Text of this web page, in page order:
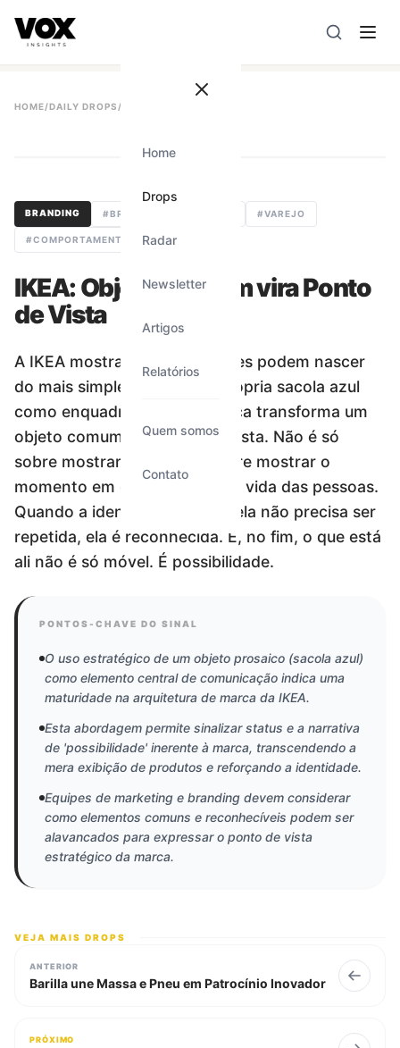
A direção estratégica é liderada por Vanessa Caldas e a
Home
Drops
Radar
Newsletter
Artigos
Relatórios
Quem somos
Contato
HOME/DAILY DROPS /
BRANDING #BRANDING #VAREJO
#COMPORTAMENTO #LIFESTYLE
IKEA: Objeto Comum vira Ponto
de Vista
A IKEA mostra que ideias fortes podem nascer
do mais simples. Ao usar a própria sacola azul
como enquadramento, a marca transforma um
objeto comum em ponto de vista. Não é só
sobre mostrar produto, é sobre mostrar o
momento em que ele entra na vida das pessoas.
Quando a identidade é clara, ela não precisa ser
repetida, ela é reconhecida. E, no fim, o que está
ali não é só móvel. É possibilidade.
PONTOS-CHAVE DO SINAL
O uso estratégico de um objeto prosaico (sacola azul)
como elemento central de comunicação indica uma
maturidade na arquitetura de marca da IKEA.
Esta abordagem permite sinalizar status e a narrativa
de 'possibilidade' inerente à marca, transcendendo a
mera exibição de produtos e reforçando a identidade.
Equipes de marketing e branding devem considerar
como elementos comuns e reconhecíveis podem ser
alavancados para expressar o ponto de vista
estratégico da marca.
VEJA MAIS DROPS
ANTERIOR
Barilla une Massa e Pneu em Patrocínio Inovador
PRÓXIMO